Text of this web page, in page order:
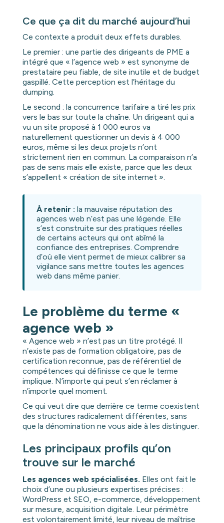
Ce que ça dit du marché aujourd’hui
Ce contexte a produit deux effets durables.
Le premier : une partie des dirigeants de PME a
intégré que « l’agence web » est synonyme de
prestataire peu fiable, de site inutile et de budget
gaspillé. Cette perception est l’héritage du
dumping.
Le second : la concurrence tarifaire a tiré les prix
vers le bas sur toute la chaîne. Un dirigeant qui a
vu un site proposé à 1 000 euros va
naturellement questionner un devis à 4 000
euros, même si les deux projets n’ont
strictement rien en commun. La comparaison n’a
pas de sens mais elle existe, parce que les deux
s’appellent « création de site internet ».
À retenir : la mauvaise réputation des
agences web n’est pas une légende. Elle
s’est construite sur des pratiques réelles
de certains acteurs qui ont abîmé la
confiance des entreprises. Comprendre
d’où elle vient permet de mieux calibrer sa
vigilance sans mettre toutes les agences
web dans même panier.
Le problème du terme «
agence web »
« Agence web » n’est pas un titre protégé. Il
n’existe pas de formation obligatoire, pas de
certification reconnue, pas de référentiel de
compétences qui définisse ce que le terme
implique. N’importe qui peut s’en réclamer à
n’importe quel moment.
Ce qui veut dire que derrière ce terme coexistent
des structures radicalement différentes, sans
que la dénomination ne vous aide à les distinguer.
Les principaux profils qu’on
trouve sur le marché
Les agences web spécialisées. Elles ont fait le
choix d’une ou plusieurs expertises précises :
WordPress et SEO, e-commerce, développement
sur mesure, acquisition digitale. Leur périmètre
est volontairement limité, leur niveau de maîtrise